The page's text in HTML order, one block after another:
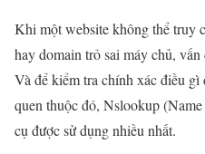
Khi một website không thể truy
hay domain trỏ sai máy chủ,
Và để kiểm tra chính xác điều
quen thuộc đó, Nslookup
cụ được sử dụng nhiều nhất.